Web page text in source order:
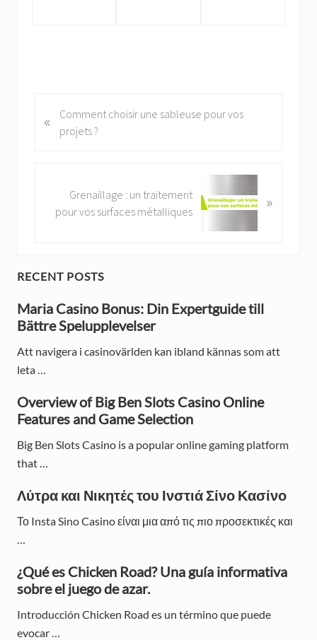
r
s
:
«
Comment choisir une sableuse pour vos
projets ?
s
:
Grenaillage : un traitement
pour vos surfaces métalliques
»
P
r
i
m
r
y
S
i
d
e
b
a
r
RECENT POSTS
Maria Casino Bonus: Din Expertguide till
Bättre Spelupplevelser
Att navigera i casinovärlden kan ibland kännas som att
leta …
Overview of Big Ben Slots Casino Online
Features and Game Selection
Big Ben Slots Casino is a popular online gaming platform
that …
Λύτρα και Νικητές του Ινστιά Σίνο Κασίνο
Το Insta Sino Casino είναι μια από τις πιο προσεκτικές και
¿Qué es Chicken Road? Una guía informativa
sobre el juego de azar.
Introducción Chicken Road es un término que puede
evocar …